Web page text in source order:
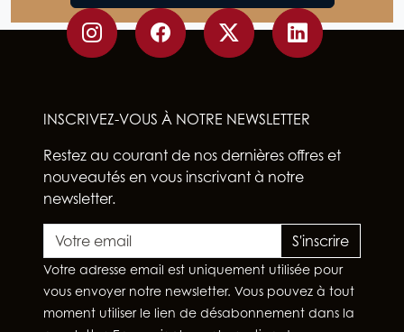
INSCRIVEZ-VOUS À NOTRE NEWSLETTER
Restez au courant de nos dernières offres et
nouveautés en vous inscrivant à notre
newsletter.
S'inscrire
Votre adresse email est uniquement utilisée pour
vous envoyer notre newsletter. Vous pouvez à tout
moment utiliser le lien de désabonnement dans la